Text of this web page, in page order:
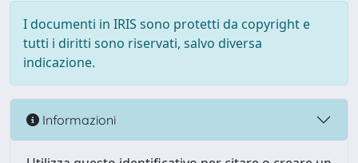
I documenti in IRIS sono protetti da copyright e
tutti i diritti sono riservati, salvo diversa
indicazione.
Informazioni